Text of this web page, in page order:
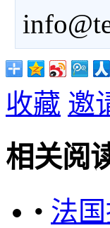
收藏 邀
相关阅
• 法